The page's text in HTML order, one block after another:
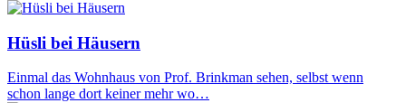
Hüsli bei Häusern
Einmal das Wohnhaus von Prof. Brinkman sehen, selbst wenn
schon lange dort keiner mehr wo…